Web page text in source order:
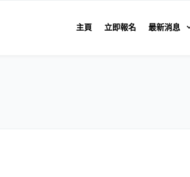
主頁 立即報名 最新消息